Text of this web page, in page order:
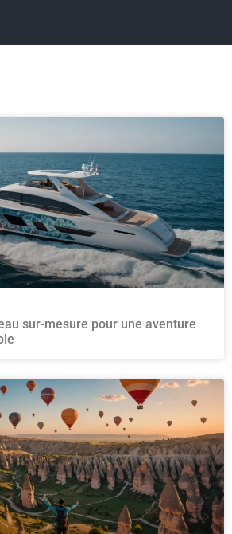
sur-mesure pour une aventure